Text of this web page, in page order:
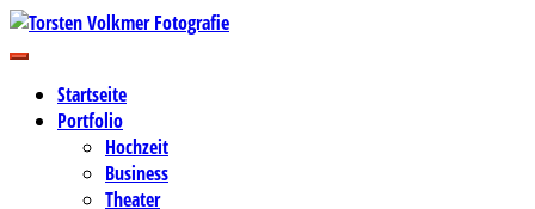
Zum
Inhalt
Torsten Volkmer Fotografie
Business-, Portrait- und Hochzeitsfotografie
Startseite
Portfolio
Hochzeit
Business
Theater